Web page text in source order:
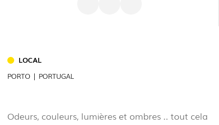
INTÉRIEUR
EXTÉRIEUR
INDUSTRIEL
LOCAL
PORTO | PORTUGAL
Odeurs, couleurs, lumières et ombres .. tout cela